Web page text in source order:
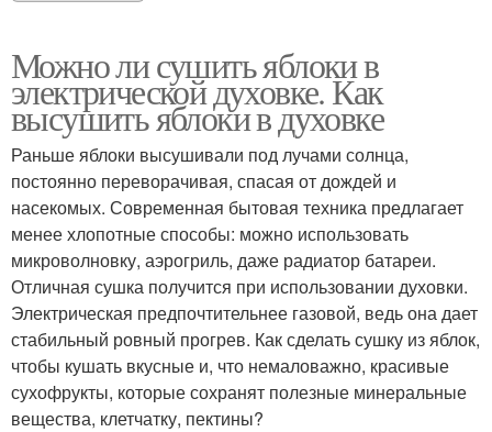
Можно ли сушить яблоки в
электрической духовке. Как
высушить яблоки в духовке
Раньше яблоки высушивали под лучами солнца,
постоянно переворачивая, спасая от дождей и
насекомых. Современная бытовая техника предлагает
менее хлопотные способы: можно использовать
микроволновку, аэрогриль, даже радиатор батареи.
Отличная сушка получится при использовании духовки.
Электрическая предпочтительнее газовой, ведь она дает
стабильный ровный прогрев. Как сделать сушку из яблок,
чтобы кушать вкусные и, что немаловажно, красивые
сухофрукты, которые сохранят полезные минеральные
вещества, клетчатку, пектины?